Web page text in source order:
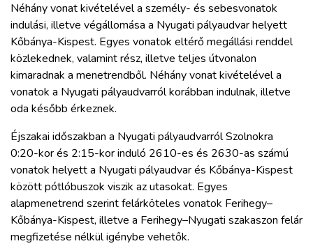
Néhány vonat kivételével a személy- és sebesvonatok
indulási, illetve végállomása a Nyugati pályaudvar helyett
Kőbánya-Kispest. Egyes vonatok eltérő megállási renddel
közlekednek, valamint rész, illetve teljes útvonalon
kimaradnak a menetrendből. Néhány vonat kivételével a
vonatok a Nyugati pályaudvarról korábban indulnak, illetve
oda később érkeznek.
Éjszakai időszakban a Nyugati pályaudvarról Szolnokra
0:20-kor és 2:15-kor induló 2610-es és 2630-as számú
vonatok helyett a Nyugati pályaudvar és Kőbánya-Kispest
között pótlóbuszok viszik az utasokat. Egyes
alapmenetrend szerint felárköteles vonatok Ferihegy–
Kőbánya-Kispest, illetve a Ferihegy–Nyugati szakaszon felár
megfizetése nélkül igénybe vehetők.